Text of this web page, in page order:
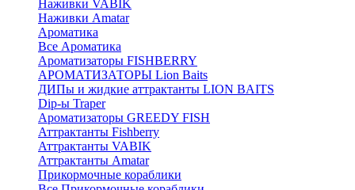
Наживки VABIK
Наживки Amatar
Ароматика
Все Ароматика
Ароматизаторы FISHBERRY
АРОМАТИЗАТОРЫ Lion Baits
ДИПы и жидкие аттрактанты LION BAITS
Dip-ы Traper
Ароматизаторы GREEDY FISH
Аттрактанты Fishberry
Аттрактанты VABIK
Аттрактанты Amatar
Прикормочные кораблики